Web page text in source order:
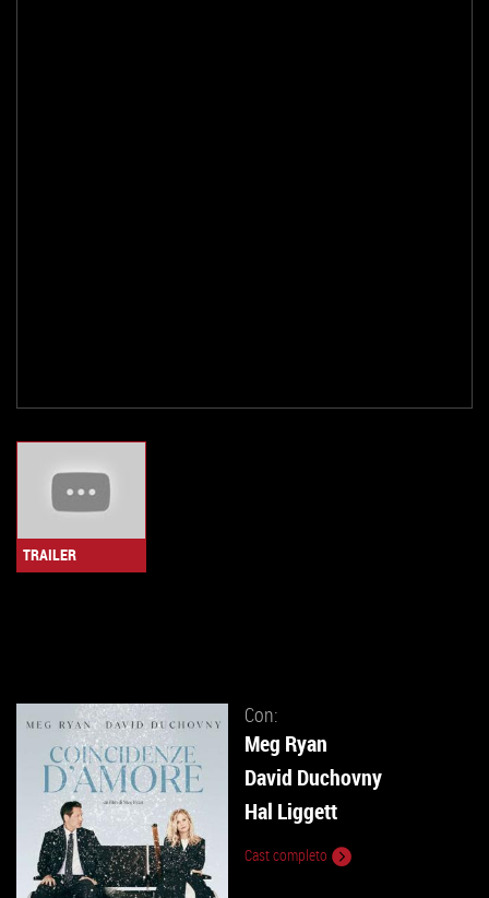
TRAILER
Con:
Meg Ryan
David Duchovny
Hal Liggett
Cast completo